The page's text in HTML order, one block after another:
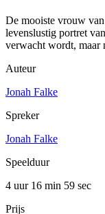
De mooiste vrouw
levenslustig portret
verwacht wordt, maar
Auteur
Jonah Falke
Spreker
Jonah Falke
Speelduur
4 uur 16 min 59 sec
Prijs